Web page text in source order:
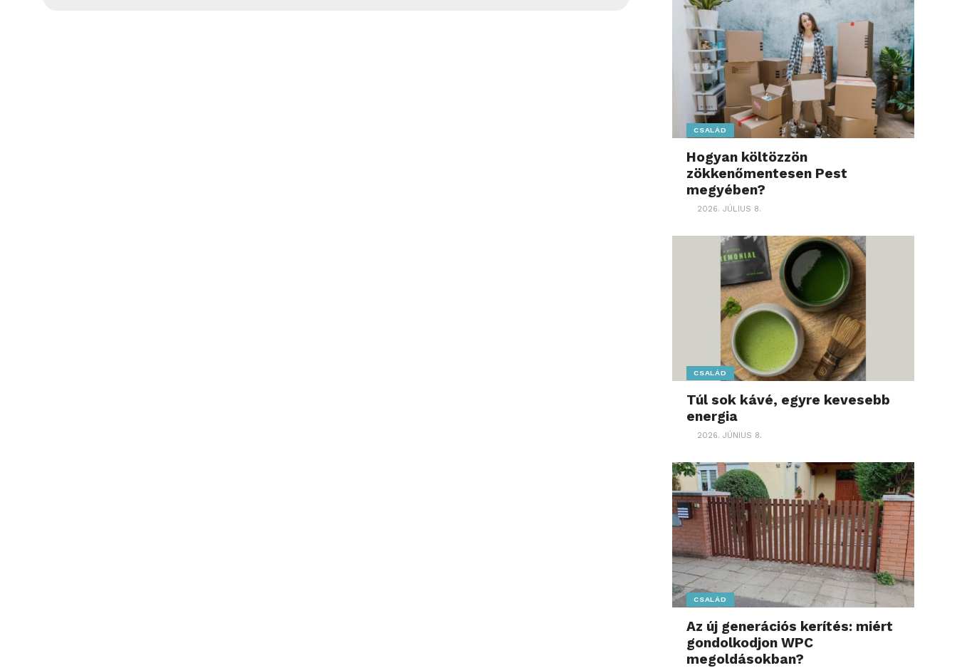
CSALÁD
Hogyan költözzön
zökkenőmentesen Pest
megyében?
2026. JÚLIUS 8.
CSALÁD
Túl sok kávé, egyre kevesebb
energia
2026. JÚNIUS 8.
CSALÁD
Az új generációs kerítés: miért
gondolkodjon WPC
megoldásokban?